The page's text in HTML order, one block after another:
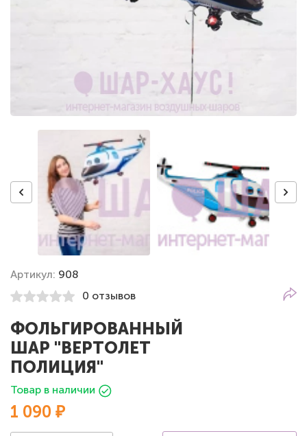
Артикул: 908
0 отзывов
ФОЛЬГИРОВАННЫЙ
ШАР "ВЕРТОЛЕТ
ПОЛИЦИЯ"
Товар в наличии
1 090 ₽